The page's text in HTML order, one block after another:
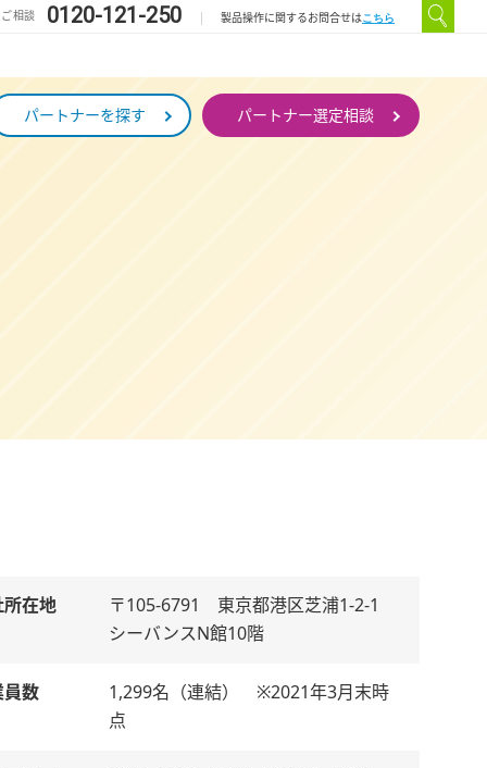
相談 0120-121-250 製品操作に関するお問合せは こちら
パートナーを探す パートナー選定相談
所在地
〒105-6791 東京都港区芝浦1-2-1
シーバンスN館10階
員数
1,299名（連結） ※2021年3月末時
点